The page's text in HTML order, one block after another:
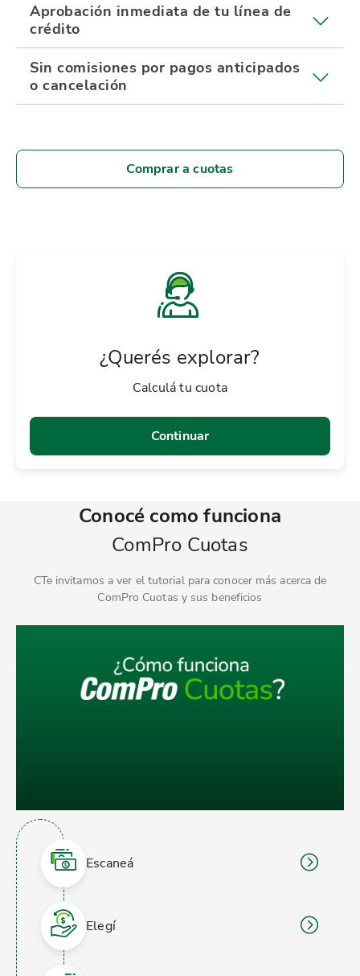
Aprobación inmediata de tu línea de
crédito
Sin comisiones por pagos anticipados
o cancelación
Comprar a cuotas
¿Querés explorar?
Calculá tu cuota
Continuar
Conocé como funciona
ComPro Cuotas
CTe invitamos a ver el tutorial para conocer más acerca de
ComPro Cuotas y sus beneficios
Escaneá
Elegí